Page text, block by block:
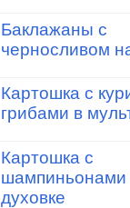
Баклажаны с
черносливом
Картошка с
грибами в
Картошка с
шампиньонами
духовке